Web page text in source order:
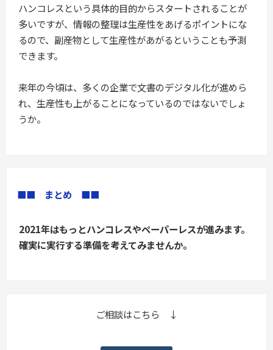
ハンコレスという具体的目的からスタートされることが
多いですが、情報の整理は生産性をあげるポイントにな
るので、副産物として生産性があがるということも予測
できます。
来年の今頃は、多くの企業で文書のデジタル化が進めら
れ、生産性も上がることになっているのではないでしょ
うか。
■■　まとめ　■■
2021年はもっとハンコレスやペーパーレスが進みます。
確実に実行する準備を考えてみませんか。
ご相談はこちら ↓